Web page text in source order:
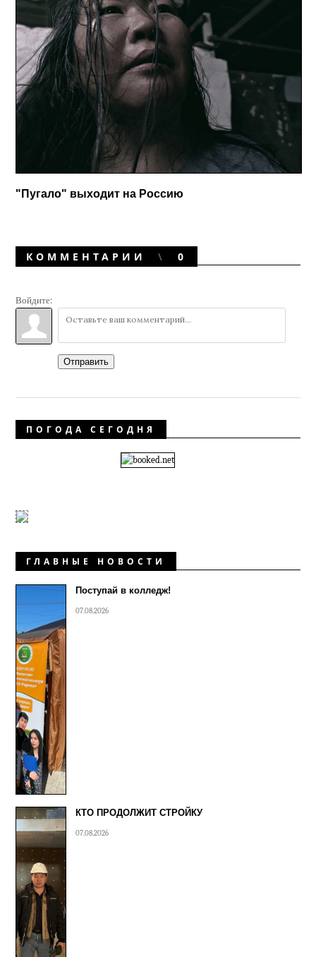
"Пугало" выходит на Россию
КОММЕНТАРИИ 0
Войдите:
Отправить
ПОГОДА СЕГОДНЯ
ГЛАВНЫЕ НОВОСТИ
Поступай в колледж!
07.08.2026
КТО ПРОДОЛЖИТ СТРОЙКУ
07.08.2026